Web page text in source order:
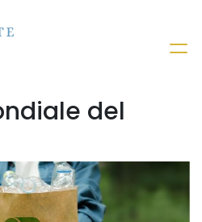
del